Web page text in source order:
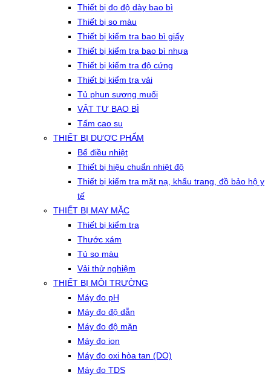
Thiết bị đo độ dày bao bì
Thiết bị so màu
Thiết bị kiểm tra bao bì giấy
Thiết bị kiểm tra bao bì nhựa
Thiết bị kiểm tra độ cứng
Thiết bị kiểm tra vải
Tủ phun sương muối
VẬT TƯ BAO BÌ
Tấm cao su
THIẾT BỊ DƯỢC PHẨM
Bể điều nhiệt
Thiết bị hiệu chuẩn nhiệt độ
Thiết bị kiểm tra mặt nạ, khẩu trang, đồ bảo hộ y
tế
THIẾT BỊ MAY MẶC
Thiết bị kiểm tra
Thước xám
Tủ so màu
Vải thử nghiệm
THIẾT BỊ MÔI TRƯỜNG
Máy đo pH
Máy đo độ dẫn
Máy đo độ mặn
Máy đo ion
Máy đo oxi hòa tan (DO)
Máy đo TDS